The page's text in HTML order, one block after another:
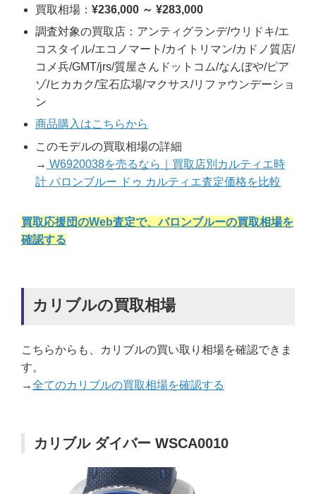
買取相場： ¥236,000 ～ ¥283,000
調査対象の買取店：アンティグランデ/ウリドキ/エ
コスタイル/エコノマート/カイトリマン/カドノ質店/
コメ兵/GMT/jrs/質屋さんドットコム/なんぼや/ピア
ゾ/ヒカカク/宝石広場/マクサス/リファウンデーショ
ン
商品購入はこちらから
このモデルの買取相場の詳細
→ W6920038を売るなら｜買取店別カルティエ時
計 バロンブルー ドゥ カルティエ査定価格を比較
買取応援団のWeb査定で、バロンブルーの買取相場を
確認する
カリブルの買取相場
こちらからも、カリブルの買い取り相場を確認できま
す。
→全てのカリブルの買取相場を確認する
カリブル ダイバー WSCA0010